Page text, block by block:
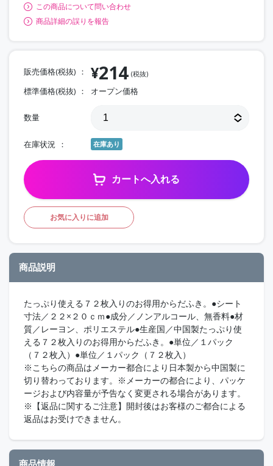
この商品について問い合わせ
商品詳細の誤りを報告
販売価格(税抜) ¥214 (税抜)
標準価格(税抜) オープン価格
数量
在庫状況 在庫あり
カートへ入れる
お気に入りに追加
商品説明
たっぷり使える７２枚入りのお得用からだふき。●シート
寸法／２２×２０ｃｍ●成分／ノンアルコール、無香料●材
質／レーヨン、ポリエステル●生産国／中国製たっぷり使
える７２枚入りのお得用からだふき。●単位／１パック
（７２枚入）●単位／１パック（７２枚入）
※こちらの商品はメーカー都合により日本製から中国製に
切り替わっております。※メーカーの都合により、パッケ
ージおよび内容量が予告なく変更される場合があります。
※【返品に関するご注意】開封後はお客様のご都合による
返品はお受けできません。